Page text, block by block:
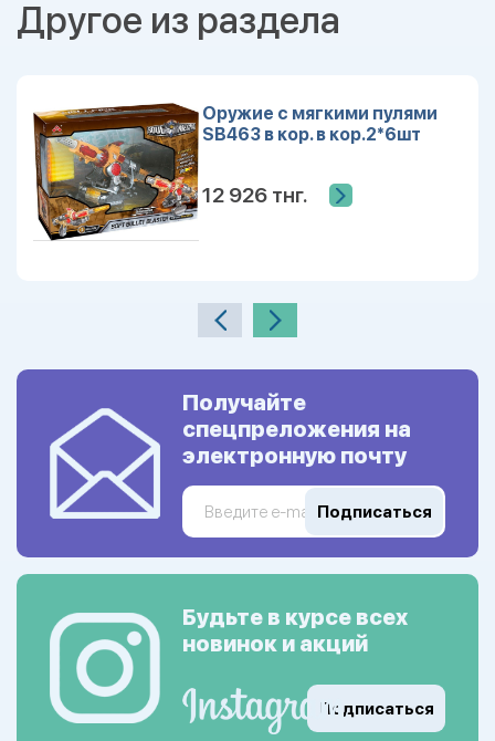
Другое из раздела
Оружие с мягкими пулями
SB463 в кор. в кор.2*6шт
12 926 тнг.
Получайте
спецпреложения на
электронную почту
Подписаться
Будьте в курсе всех
новинок и акций
Подписаться